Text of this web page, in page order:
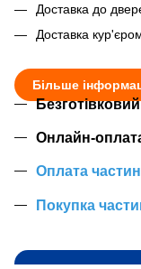
Доставка до
Доставка
Більше
Онлайн-
Оплата
Покупка